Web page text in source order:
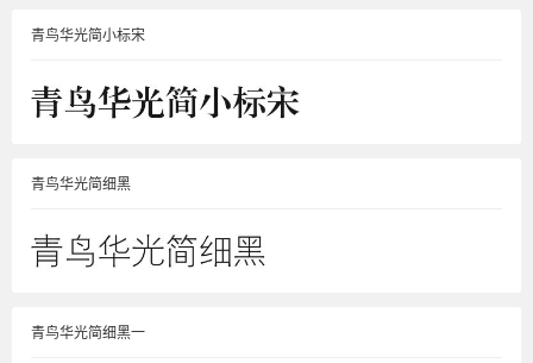
青鸟华光简小标宋
青鸟华光简细黑
青鸟华光简细黑一